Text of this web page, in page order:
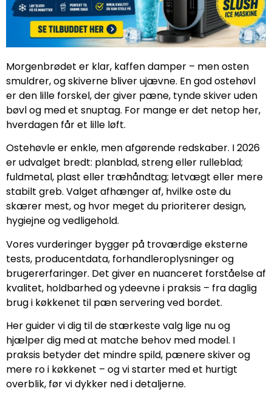
Morgenbrødet er klar, kaffen damper – men osten
smuldrer, og skiverne bliver ujævne. En god ostehøvl
er den lille forskel, der giver pæne, tynde skiver uden
bøvl og med et snuptag. For mange er det netop her,
hverdagen får et lille løft.
Ostehøvle er enkle, men afgørende redskaber. I 2026
er udvalget bredt: planblad, streng eller rulleblad;
fuldmetal, plast eller træhåndtag; letvægt eller mere
stabilt greb. Valget afhænger af, hvilke oste du
skærer mest, og hvor meget du prioriterer design,
hygiejne og vedligehold.
Vores vurderinger bygger på troværdige eksterne
tests, producentdata, forhandleroplysninger og
brugererfaringer. Det giver en nuanceret forståelse af
kvalitet, holdbarhed og ydeevne i praksis – fra daglig
brug i køkkenet til pæn servering ved bordet.
Her guider vi dig til de stærkeste valg lige nu og
hjælper dig med at matche behov med model. I
praksis betyder det mindre spild, pænere skiver og
mere ro i køkkenet – og vi starter med et hurtigt
overblik, før vi dykker ned i detaljerne.